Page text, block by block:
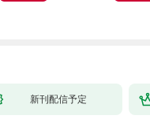
新刊配信予定